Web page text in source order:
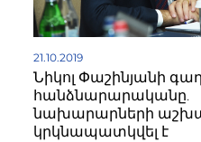
21.10.2019
Նիկոլ Փաշինյանի
հանձնարարականը.
նախարարների
կրկնապատկվել է